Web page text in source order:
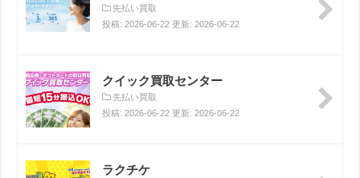
先払い買取
投稿: 2026-06-22 更新: 2026-06-22
クイック買取センター
先払い買取
投稿: 2026-06-22 更新: 2026-06-22
ラクチケ